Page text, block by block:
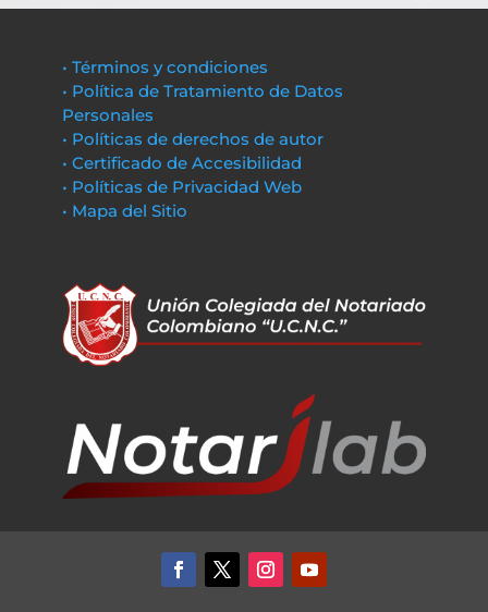
• Términos y condiciones
• Política de Tratamiento de Datos
Personales
• Políticas de derechos de autor
• Certificado de Accesibilidad
• Políticas de Privacidad Web
• Mapa del Sitio